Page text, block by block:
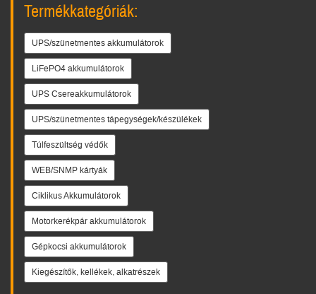
Termékkategóriák:
UPS/szünetmentes akkumulátorok
LiFePO4 akkumulátorok
UPS Csereakkumulátorok
UPS/szünetmentes tápegységek/készülékek
Túlfeszültség védők
WEB/SNMP kártyák
Ciklikus Akkumulátorok
Motorkerékpár akkumulátorok
Gépkocsi akkumulátorok
Kiegészítők, kellékek, alkatrészek